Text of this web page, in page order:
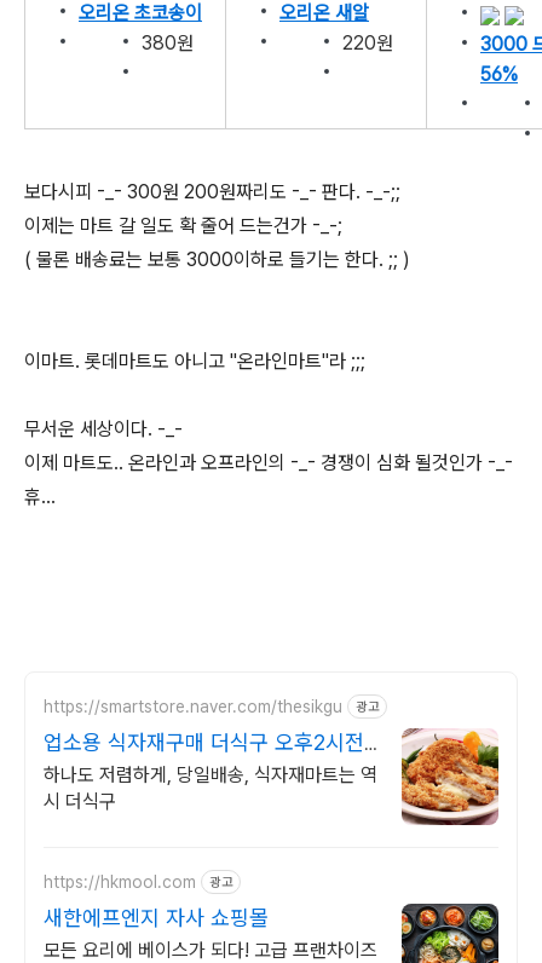
오리온 초코송이
380원
오리온 새알
220원
3000
56%
보다시피 -_- 300원 200원짜리도 -_- 판다. -_-;;
이제는 마트 갈 일도 확 줄어 드는건가 -_-;
( 물론 배송료는 보통 3000이하로 들기는 한다. ;; )
이마트. 롯데마트도 아니고 "온라인마트"라 ;;;
무서운 세상이다. -_-
이제 마트도.. 온라인과 오프라인의 -_- 경쟁이 심화 될것인가 -_-
휴...
https://smartstore.naver.com/thesikgu 광고
업소용 식자재구매 더식구 오후2시전
당일발송 5%할인
하나도 저렴하게, 당일배송, 식자재마트는 역
시 더식구
https://hkmool.com 광고
새한에프엔지 자사 쇼핑몰
모든 요리에 베이스가 되다! 고급 프랜차이즈